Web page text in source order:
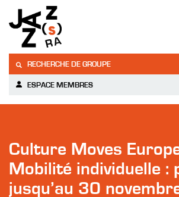
RECHERCHE DE GROUPE
ESPACE MEMBRES
Culture Moves
Mobilité individuelle :
jusqu’au 30